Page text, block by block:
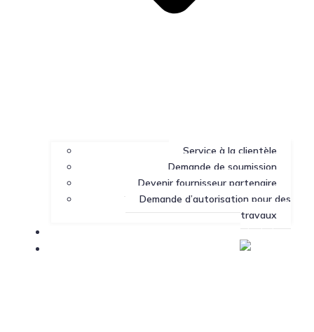
Service à la clientèle
Demande de soumission
Devenir fournisseur partenaire
Demande d’autorisation pour des
travaux
Portail client